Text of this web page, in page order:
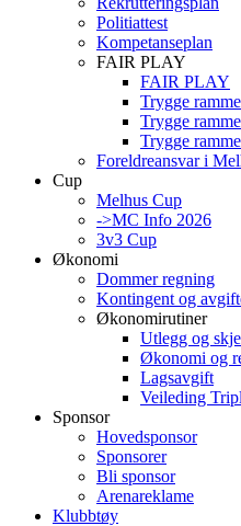
Politiattest
Kompetanseplan
FAIR PLAY
FAIR PLAY
Trygge
Trygge
Trygge
Foreldreansvar i
Cup
Melhus Cup
->MC Info 2026
3v3 Cup
Økonomi
Dommer regning
Kontingent og
Økonomirutiner
Utlegg og
Økonomi og
Lagsavgift
Veileding
Sponsor
Hovedsponsor
Sponsorer
Bli sponsor
Arenareklame
Klubbtøy